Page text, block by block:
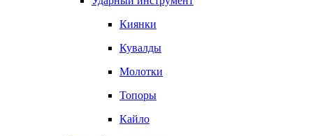
Киянки
Кувалды
Молотки
Топоры
Кайло